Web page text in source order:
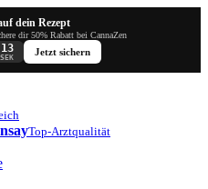
dein Rezept
dir 50% Rabatt bei CannaZen
12
SEK
Jetzt sichern
Top-Arztqualität